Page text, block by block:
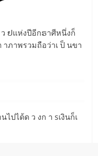
ຢแห่งปีอีกຣาศีหนึ่งก็
ภาพรวมถือว่าเ ป็ นขา
ปได้ด ว งก า sเงินก็เ